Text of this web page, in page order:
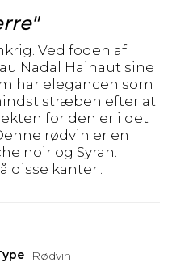
Ved foden af
Nadal Hainaut sine
har elegancen som
stræben efter at
for den er i det
rødvin er en
noir og Syrah.
disse kanter..
Rødvin